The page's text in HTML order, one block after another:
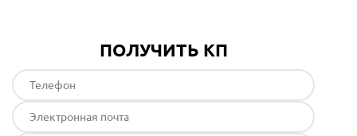
ПОЛУЧИТЬ КП